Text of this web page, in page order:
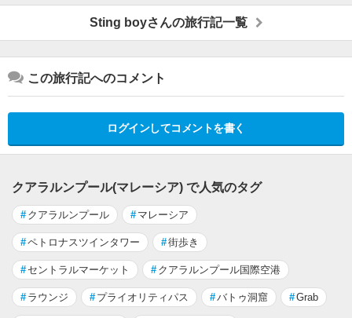
Sting boyさんの旅行記一覧
この旅行記へのコメント
ログインしてコメントを書く
クアラルンプール(マレーシア) で人気のタグ
# クアラルンプール # マレーシア
#ペトロナスツインタワー #街歩き
# セントラルマーケット # クアラルンプール国際空港
# ラウンジ # プライオリティパス #バトゥ洞窟 #Grab